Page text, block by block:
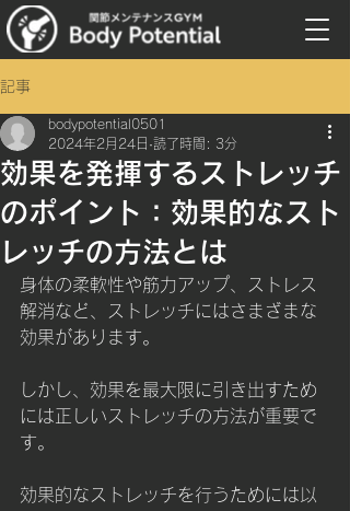
記事
効果を発揮するストレッチ
のポイント：効果的なスト
レッチの方法とは
bodypotential0501
2024年2月24日 読了時間: 3分
身体の柔軟性や筋力アップ、ストレス
解消など、ストレッチにはさまざまな
効果があります。
しかし、効果を最大限に引き出すため
には正しいストレッチの方法が重要で
す。
効果的なストレッチを行うためには以